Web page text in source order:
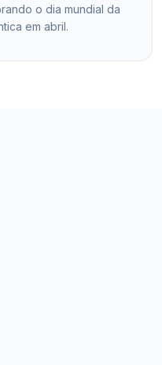
o dia mundial da
em abril.